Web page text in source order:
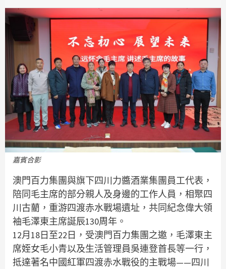
嘉賓合影
澳門百力集團與旗下四川力醬酒業集團員工代表，
陪同毛主席的部分親人及身邊的工作人員，相聚四
川古藺，重游四渡赤水戰場遺址，共同紀念偉大領
袖毛澤東主席誕辰130周年。
12月18日至22日，受澳門百力集團之邀，毛澤東主
席姪女毛小青以及生活管理員吳連登首長等一行，
抵達著名中國紅軍四渡赤水戰役的主戰場——四川